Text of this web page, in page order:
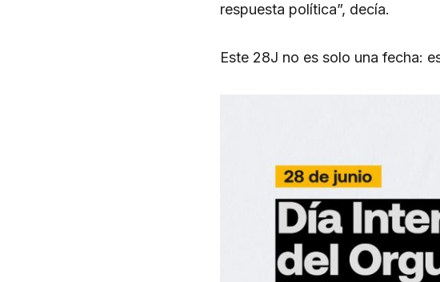
respuesta política”, decía.
Este 28J no es solo una fecha: